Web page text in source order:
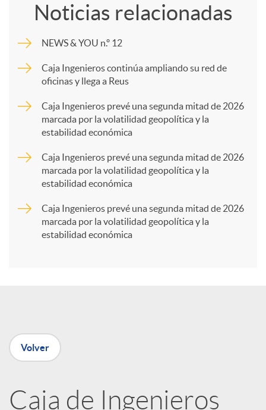
m
p
a
n
Noticias relacionadas
NEWS & YOU n.º 12
Caja Ingenieros continúa ampliando su red de
oficinas y llega a Reus
Caja Ingenieros prevé una segunda mitad de 2026
marcada por la volatilidad geopolítica y la
estabilidad económica
Caja Ingenieros prevé una segunda mitad de 2026
marcada por la volatilidad geopolítica y la
estabilidad económica
Caja Ingenieros prevé una segunda mitad de 2026
marcada por la volatilidad geopolítica y la
estabilidad económica
Volver
Caja de Ingenieros